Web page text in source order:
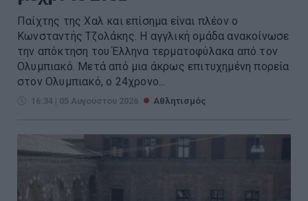
Παίχτης της Χαλ και επίσημα είναι πλέον ο
Κωνσταντής Τζολάκης. Η αγγλική ομάδα ανακοίνωσε
την απόκτηση του Έλληνα τερματοφύλακα από τον
Ολυμπιακό. Μετά από μια άκρως επιτυχημένη πορεία
στον Ολυμπιακό, ο 24χρονο...
16:34 | 05 Αυγούστου 2026 Αθλητισμός